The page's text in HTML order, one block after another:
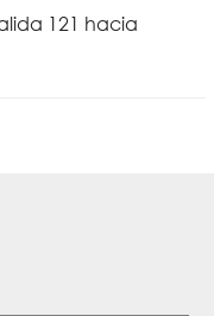
121 hacia